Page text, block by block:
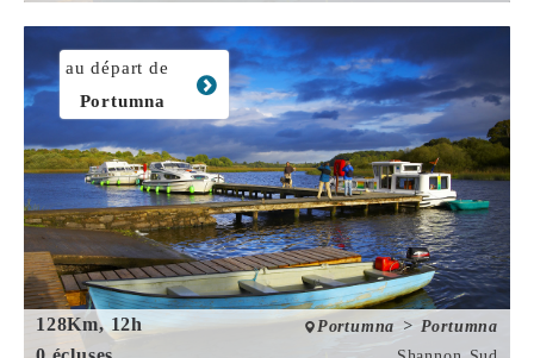
128Km, 12h
Portumna > Portumna
au départ de
Portumna